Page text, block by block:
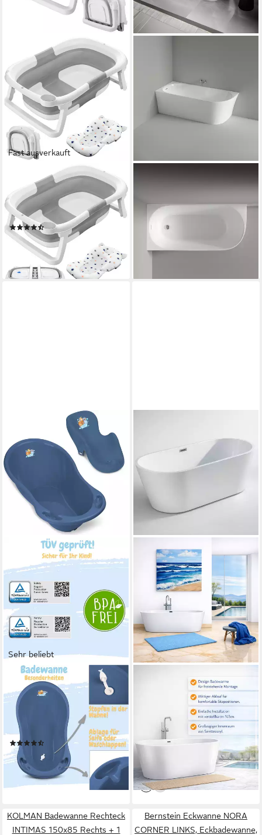
Fast ausverkauft
Babybadewanne Faltbare
Badewanne für Baby, Silikon
für 0-2 Jahre, 60*40*23cm
(11)
43,99 € UVP54,99 €
lieferbar - in 3-4 Werktagen bei dir
Eckwanne NORA CORNER
Sanitäracryl, asymmetrisch
908,90 €
lieferbar - in 5-6 Werktagen bei dir
Sehr beliebt
BABYKAJO
Babybadewanne, (Komplett-
Set, 2-tlg), Baby Wanne +
Wanneneinsatz - TÜV
Rheinland geprüft
24,99 €
lieferbar - in 2-3 Werktagen bei dir
Badewanne Tavira,
Freistehend, (170x74x60
(LxBxH), Sanitäracryl, mit Pop
Up Ventil
599,99 €
849,99 €
lieferbar - in 6-7 Werktagen bei dir
KOLMAN Badewanne Rechteck
INTIMAS 150x85 Rechts + 1
Bernstein Eckwanne NORA
CORNER LINKS, Eckbadewanne,